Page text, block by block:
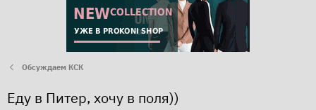
Обсуждаем КСК
Еду в Питер, хочу в поля))